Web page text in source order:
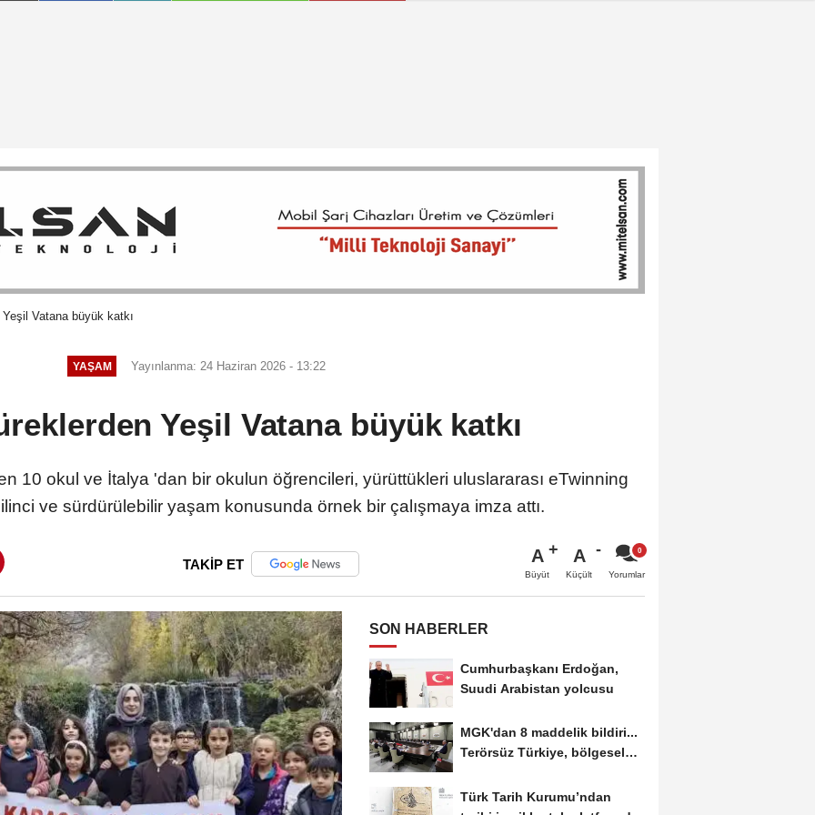
Vatana büyük katkı
YAŞAM Yayınlanma: 24 Haziran 2026 - 13:22
Yeşil Vatana büyük katkı
10 okul ve İtalya 'dan bir okulun öğrencileri, yürüttükleri uluslararası eTwinning
ve sürdürülebilir yaşam konusunda örnek bir çalışmaya imza attı.
TAKİP ET A
Büyüt
A
Küçült Yorumlar
SON HABERLER
Cumhurbaşkanı Erdoğan,
Suudi Arabistan yolcusu
MGK'dan 8 maddelik bildiri...
Terörsüz Türkiye, bölgesel
Türk Tarih Kurumu’ndan